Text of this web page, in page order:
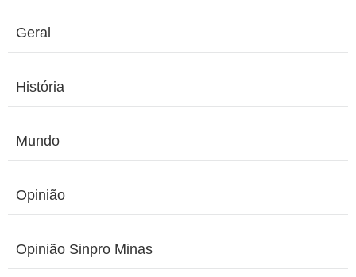
Geral
História
Mundo
Opinião
Opinião Sinpro Minas